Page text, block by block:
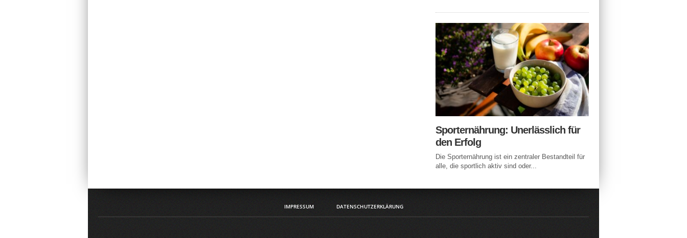
Sporternährung: Unerlässlich für
den Erfolg
Die Sporternährung ist ein zentraler Bestandteil für
alle, die sportlich aktiv sind oder...
IMPRESSUM DATENSCHUTZERKLÄRUNG